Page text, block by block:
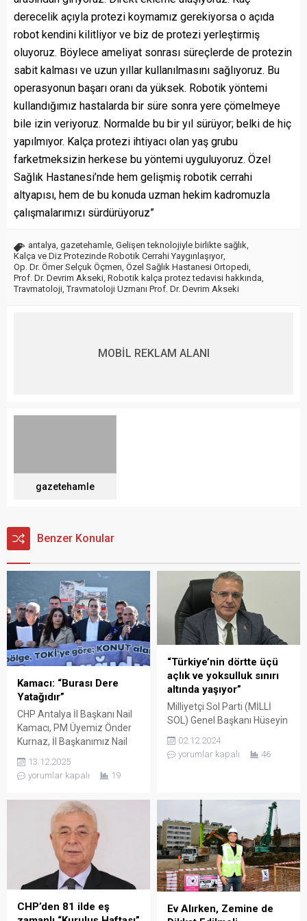
derecelik açıyla protezi koymamız gerekiyorsa o açıda
robot kendini kilitliyor ve biz de protezi yerleştirmiş
oluyoruz. Böylece ameliyat sonrası süreçlerde de protezin
sabit kalması ve uzun yıllar kullanılmasını sağlıyoruz. Bu
operasyonun başarı oranı da yüksek. Robotik yöntemi
kullandığımız hastalarda bir süre sonra yere çömelmeye
bile izin veriyoruz. Normalde bu bir yıl sürüyor; belki de hiç
yapılmıyor. Kalça protezi ihtiyacı olan yaş grubu
farketmeksizin herkese bu yöntemi uyguluyoruz. Özel
Sağlık Hastanesi’nde hem gelişmiş robotik cerrahi
altyapısı, hem de bu konuda uzman hekim kadromuzla
çalışmalarımızı sürdürüyoruz”
antalya, gazetehamle, Gelişen teknolojiyle birlikte sağlık,
Kalça ve Diz Protezinde Robotik Cerrahi Yaygınlaşıyor,
Op. Dr. Ömer Selçuk Öçmen, Özel Sağlık Hastanesi Ortopedi,
Prof. Dr. Devrim Akseki, Robotik kalça protez tedavisi hakkında,
Travmatoloji,Travmatoloji Uzmanı Prof. Dr. Devrim Akseki
MOBİL REKLAM ALANI
gazetehamle
Benzer Konular
Kamacı: “Burası Dere
Yatağıdır”
CHP Antalya İl Başkanı Nail
Kamacı, PM Üyemiz Önder
Kurnaz, İl Başkanımız Nail
YDK üyemiz Aliye Coşar, il
yöneticilerimiz, ilçe
Kadın Kollarımız ve
partililerimizle birlikte
Konyaaltı Çakırlar’daki TOKİ
proje alanında açıklama
yaptı. Projenin ÇED alanının
56 bin 300 metrekare
olduğunu ve bölgede 18...
13.12.2025
yorumlar kapalı
19
“Türkiye’nin dörtte üçü
açlık ve yoksulluk sınırı
altında yaşıyor”
Milliyetçi Sol Parti (MİLLİ
SOL) Genel Başkanı Hüseyin
Alpay, TÜRK-İŞ’in Kasım
2024 açlık ve yoksulluk
sınırını açıkladığı raporunu
harcaması tutarı olan açlık
sınırının 20.562 TL, gıda ile
birlikte diğer tüm temel
harcamalar için haneye
girmesi gereken toplam
gelir tutarı olan yoksulluk...
02.12.2024
yorumlar kapalı
46
CHP’den 81 ilde eş
Ev Alırken, Zemine de